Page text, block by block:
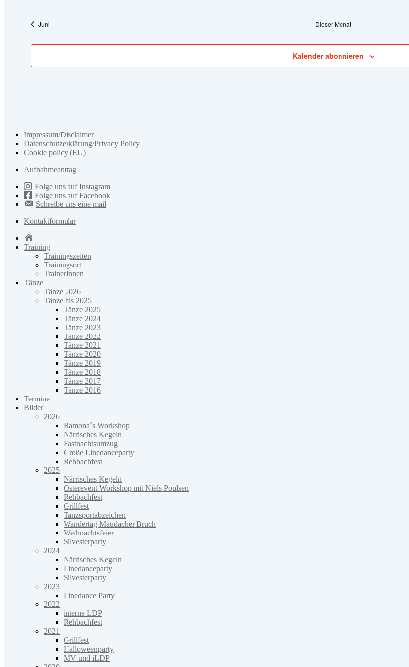
Juni Dieser Monat
Kalender abonnieren
Impressum/Disclaimer
Datenschutzerklärung/Privacy Policy
Cookie policy (EU)
Aufnahmeantrag
Folge uns auf Instagram
Folge uns auf Facebook
Schreibe uns eine mail
Kontaktformular
Training
Trainingszeiten
Trainingsort
TrainerInnen
Tänze
Tänze 2026
Tänze bis 2025
Tänze 2025
Tänze 2024
Tänze 2023
Tänze 2022
Tänze 2021
Tänze 2020
Tänze 2019
Tänze 2018
Tänze 2017
Tänze 2016
Termine
Bilder
2026
Ramona´s Workshop
Närrisches Kegeln
Fastnachtsumzug
Große Linedanceparty
Rehbachfest
2025
Närrisches Kegeln
Osterevent Workshop mit Niels Poulsen
Rehbachfest
Grillfest
Tanzsportabzeichen
Wandertag Maudacher Bruch
Weihnachtsfeier
Silvesterparty
2024
Närrisches Kegeln
Linedanceparty
Silvesterparty
2023
Linedance Party
2022
interne LDP
Rehbachfest
2021
Grillfest
Halloweenparty
MV und iLDP